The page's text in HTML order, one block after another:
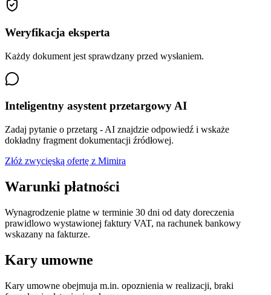
Weryfikacja eksperta
Każdy dokument jest sprawdzany przed wysłaniem.
Inteligentny asystent przetargowy AI
Zadaj pytanie o przetarg - AI znajdzie odpowiedź i wskaże
dokładny fragment dokumentacji źródłowej.
Złóż zwycięską ofertę z Mimira
Warunki płatności
Wynagrodzenie platne w terminie 30 dni od daty doreczenia
prawidlowo wystawionej faktury VAT, na rachunek bankowy
wskazany na fakturze.
Kary umowne
Kary umowne obejmuja m.in. opoznienia w realizacji, braki